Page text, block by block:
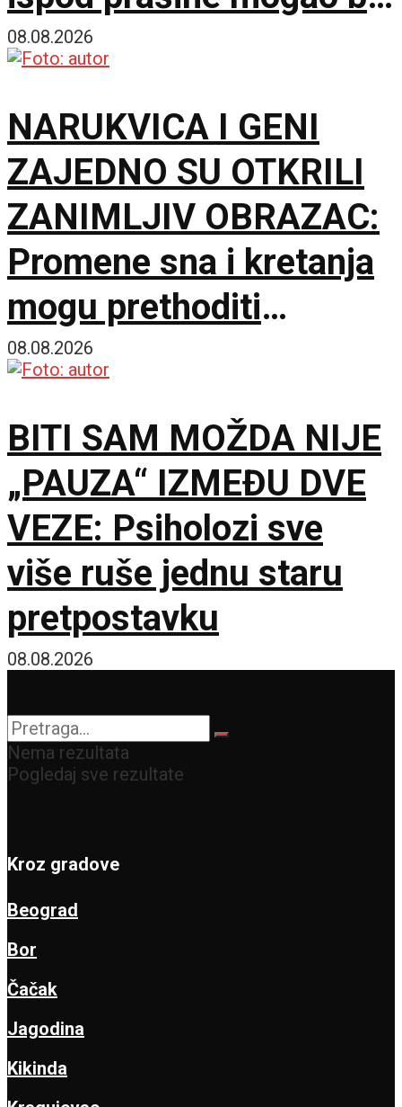
povremeno da se istopi
08.08.2026
NARUKVICA I GENI
ZAJEDNO SU OTKRILI
ZANIMLJIV OBRAZAC:
Promene sna i kretanja
mogu prethoditi
depresiji
08.08.2026
BITI SAM MOŽDA NIJE
„PAUZA“ IZMEĐU DVE
VEZE: Psiholozi sve
više ruše jednu staru
pretpostavku
08.08.2026
Nema rezultata
Pogledaj sve rezultate
Kroz gradove
Beograd
Bor
Čačak
Jagodina
Kikinda